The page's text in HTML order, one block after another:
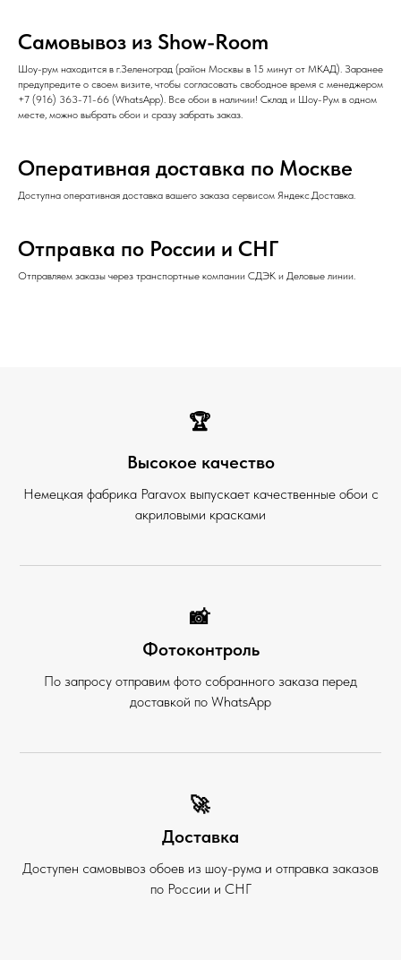
Самовывоз из Show-Room
Шоу-рум находится в г.Зеленоград (район Москвы в 15 минут от МКАД). Заранее
предупредите о своем визите, чтобы согласовать свободное время с менеджером
+7 (916) 363-71-66 (WhatsApp). Все обои в наличии! Склад и Шоу-Рум в одном
месте, можно выбрать обои и сразу забрать заказ.
Оперативная доставка по Москве
Доступна оперативная доставка вашего заказа сервисом Яндекс.Доставка.
Отправка по России и СНГ
Отправляем заказы через транспортные компании СДЭК и Деловые линии.
🏆
Высокое качество
Немецкая фабрика Paravox выпускает качественные обои с
акриловыми красками
📸
Фотоконтроль
По запросу отправим фото собранного заказа перед
доставкой по WhatsApp
🚀
Доставка
Доступен самовывоз обоев из шоу-рума и отправка заказов
по России и СНГ